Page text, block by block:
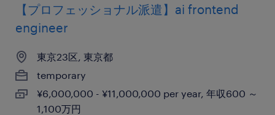
【プロフェッショナル派遣】ai frontend
engineer
東京23区, 東京都
temporary
¥6,000,000 - ¥11,000,000 per year, 年収600 ～
1,100万円